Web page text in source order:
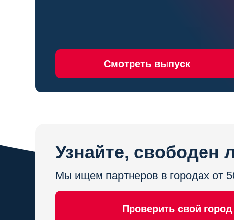
Смотреть выпуск
Мы ищем партнеров в городах от
Узнайте, свободен
Проверить свой город